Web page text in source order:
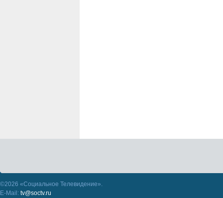
©2026 «Социальное Телевидение».
E-Mail: tv@soctv.ru